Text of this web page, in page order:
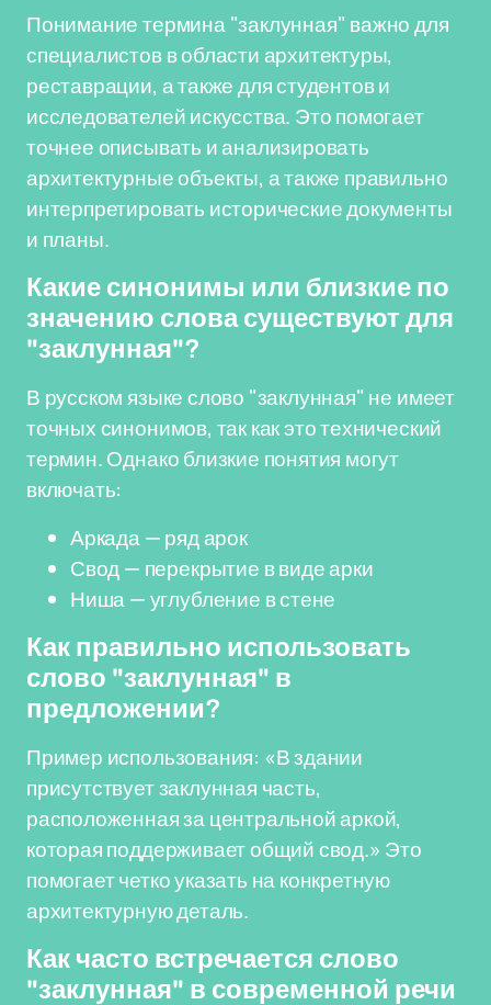
Понимание термина "заклунная" важно для
специалистов в области архитектуры,
реставрации, а также для студентов и
исследователей искусства. Это помогает
точнее описывать и анализировать
архитектурные объекты, а также правильно
интерпретировать исторические документы
и планы.
Какие синонимы или близкие по
значению слова существуют для
"заклунная"?
В русском языке слово "заклунная" не имеет
точных синонимов, так как это технический
термин. Однако близкие понятия могут
включать:
Аркада — ряд арок
Свод — перекрытие в виде арки
Ниша — углубление в стене
Как правильно использовать
слово "заклунная" в
предложении?
Пример использования: «В здании
присутствует заклунная часть,
расположенная за центральной аркой,
которая поддерживает общий свод.» Это
помогает четко указать на конкретную
архитектурную деталь.
Как часто встречается слово
"заклунная" в современной речи